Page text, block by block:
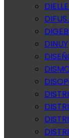
DINUY